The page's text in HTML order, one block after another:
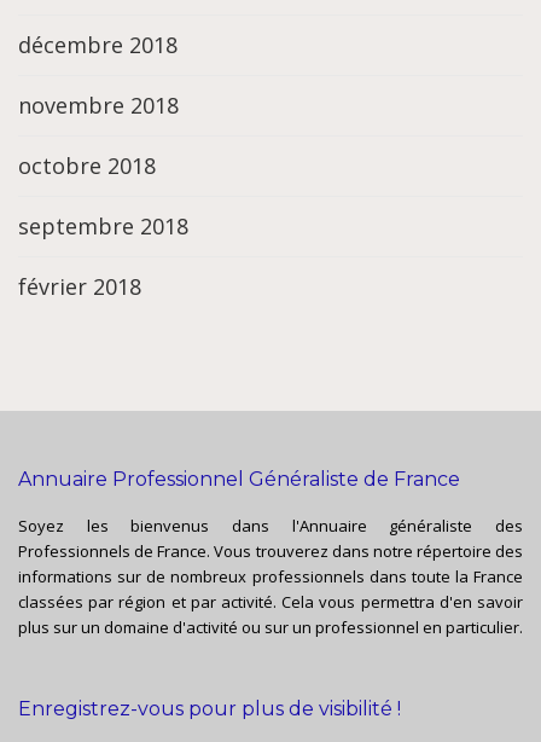
décembre 2018
novembre 2018
octobre 2018
septembre 2018
février 2018
Annuaire Professionnel Généraliste de France
Soyez les bienvenus dans l'Annuaire généraliste des
Professionnels de France. Vous trouverez dans notre répertoire des
informations sur de nombreux professionnels dans toute la France
classées par région et par activité. Cela vous permettra d'en savoir
plus sur un domaine d'activité ou sur un professionnel en particulier.
Enregistrez-vous pour plus de visibilité !